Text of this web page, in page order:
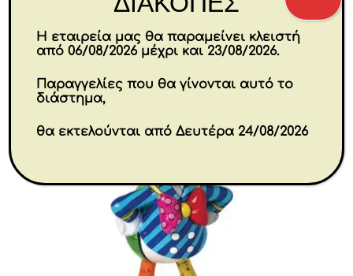
Η εταιρεία μας θα παραμείνει κλειστή
από 06/08/2026 μέχρι και 23/08/2026.
Παραγγελίες που θα γίνονται αυτό το
διάστημα,
θα εκτελούνται από Δευτέρα 24/08/2026